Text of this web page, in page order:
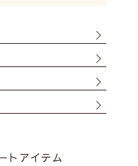
トアイテム